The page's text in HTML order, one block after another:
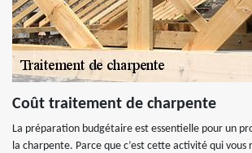
Coût traitement de charpente
La préparation budgétaire est essentielle pour un
la charpente. Parce que c’est cette activité qui vous